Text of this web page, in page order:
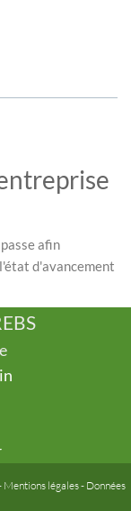
afin
d'avancement
Mentions légales- Données